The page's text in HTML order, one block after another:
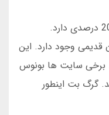
گرگ بت برای کاربران جدید بونوس 20 درصدی دارد.
قدیمی وجود دارد. این
برخی سایت ها بونوس
گرگ بت اینطور